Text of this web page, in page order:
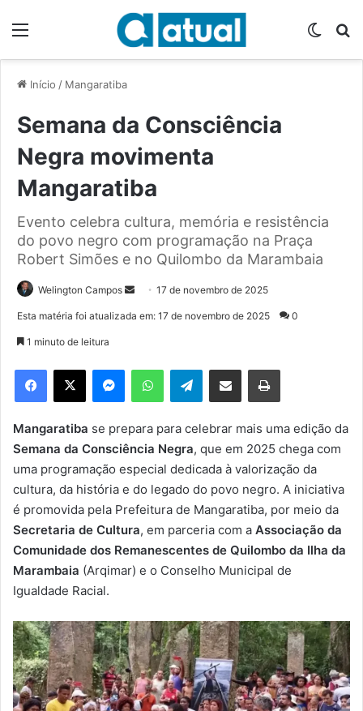
Início / Mangaratiba
Semana da Consciência
Negra movimenta
Mangaratiba
Evento celebra cultura, memória e resistência
do povo negro com programação na Praça
Robert Simões e no Quilombo da Marambaia
Welington Campos
e
m
e
-
m
a
i
17 de novembro de 2025
Esta matéria foi atualizada em: 17 de novembro de 2025 0
1 minuto de leitura
Telegram
Mangaratiba se prepara para celebrar mais uma edição da
Semana da Consciência Negra, que em 2025 chega com
uma programação especial dedicada à valorização da
cultura, da história e do legado do povo negro. A iniciativa
é promovida pela Prefeitura de Mangaratiba, por meio da
Secretaria de Cultura, em parceria com a Associação da
Comunidade dos Remanescentes de Quilombo da Ilha da
Marambaia (Arqimar) e o Conselho Municipal de
Igualdade Racial.